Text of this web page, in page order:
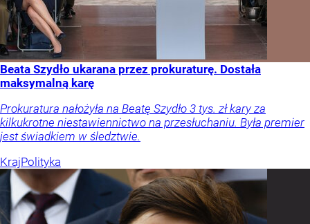
Beata Szydło ukarana przez prokuraturę. Dostała
maksymalną karę
Prokuratura nałożyła na Beatę Szydło 3 tys. zł kary za
kilkukrotne niestawiennictwo na przesłuchaniu. Była premier
jest świadkiem w śledztwie.
KrajPolityka